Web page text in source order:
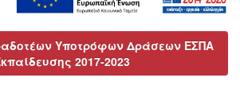
Υποτρόφων Δράσεων ΕΣΠΑ
2017-2023